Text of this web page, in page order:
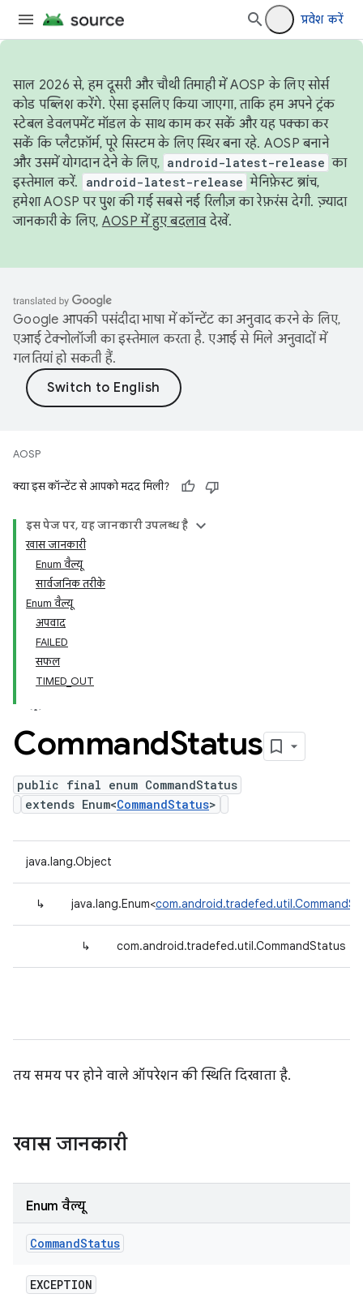
प्रवेश करें
साल 2026 से, हम दूसरी और चौथी तिमाही में AOSP के लिए सोर्स
कोड पब्लिश करेंगे. ऐसा इसलिए किया जाएगा, ताकि हम अपने ट्रंक
स्टेबल डेवलपमेंट मॉडल के साथ काम कर सकें और यह पक्का कर
सकें कि प्लैटफ़ॉर्म, पूरे सिस्टम के लिए स्थिर बना रहे. AOSP बनाने
और उसमें योगदान देने के लिए, android-latest-release का
इस्तेमाल करें.
android-latest-release मेनिफ़ेस्ट ब्रांच,
हमेशा AOSP पर पुश की गई सबसे नई रिलीज़ का रेफ़रंस देगी. ज़्यादा
जानकारी के लिए, AOSP में हुए बदलावदेखें.
Google आपकी पसंदीदा भाषा में कॉन्टेंट का अनुवाद करने के लिए,
एआई टेक्नोलॉजी का इस्तेमाल करता है. एआई से मिले अनुवादों में
गलतियां हो सकती हैं.
AOSP
क्या इस कॉन्टेंट से आपको मदद मिली?
इस पेज पर, यह जानकारी उपलब्ध है
खास जानकारी
Enum वैल्यू
सार्वजनिक तरीके
Enum वैल्यू
अपवाद
FAILED
सफल
TIMED_OUT
CommandStatus
public final enum CommandStatus
extends Enum<CommandStatus>
java.lang.Object
↳ java.lang.Enum<
↳ com.android.tradefed.util.CommandStatus
तय समय पर होने वाले ऑपरेशन की स्थिति दिखाता है.
खास जानकारी
Enum वैल्यू
CommandStatus
EXCEPTION